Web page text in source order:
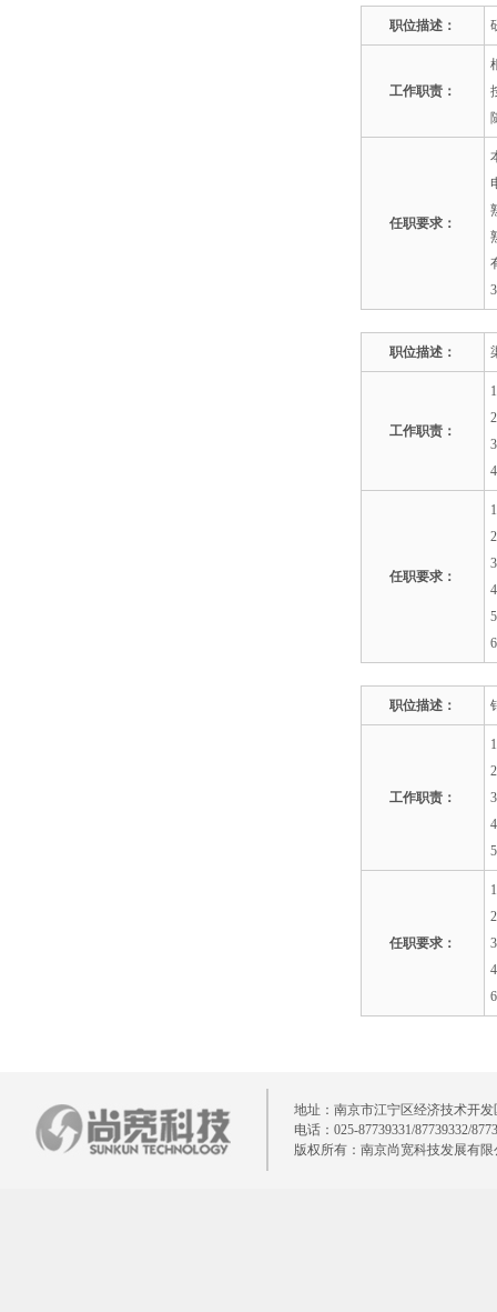
职位描述：
工作职责：
任职要求：
职位描述：
工作职责：
任职要求：
职位描述：
工作职责：
任职要求：
地址：南京市江宁区经济技术开发
电话：025-87739331/87739332/
版权所有：南京尚宽科技发展有